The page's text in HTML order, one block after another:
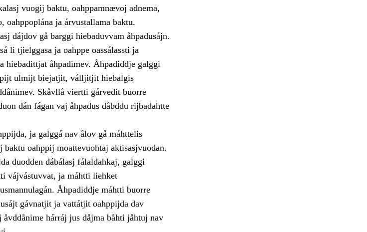
vuogij baktu, oahppamnævoj adnema,
oahppoplána ja árvustallama baktu.
dájdov gå barggi hiebaduvvam åhpadusájn.
li tjielggasa ja oahppe oassálassti ja
hiebadittjat åhpadimev. Åhpadiddje galggi
ulmijt biejatjit, válljitjit hiebalgis
Skåvllå viertti gárvedit buorre
dán fágan vaj åhpadus dåbddu rijbadahtte
ja galggá nav ålov gå máhttelis
oahppij moattevuohtaj aktisasjvuodan.
duodden dábálasj fálaldahkaj, galggi
vájvástuvvat, ja máhtti liehket
Åhpadiddje máhtti buorre
gávnatjit ja vattátjit oahppijda dav
hárráj jus dåjma båhti jåhtuj nav